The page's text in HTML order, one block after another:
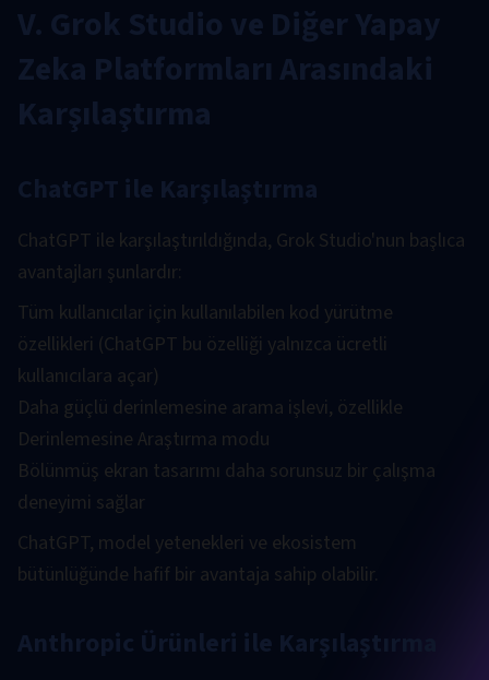
V. Grok Studio ve Diğer Yapay
Zeka Platformları Arasındaki
Karşılaştırma
ChatGPT ile Karşılaştırma
ChatGPT ile karşılaştırıldığında, Grok Studio'nun başlıca
avantajları şunlardır:
Tüm kullanıcılar için kullanılabilen kod yürütme
özellikleri (ChatGPT bu özelliği yalnızca ücretli
kullanıcılara açar)
Daha güçlü derinlemesine arama işlevi, özellikle
Derinlemesine Araştırma modu
Bölünmüş ekran tasarımı daha sorunsuz bir çalışma
deneyimi sağlar
ChatGPT, model yetenekleri ve ekosistem
bütünlüğünde hafif bir avantaja sahip olabilir.
Anthropic Ürünleri ile Karşılaştırma